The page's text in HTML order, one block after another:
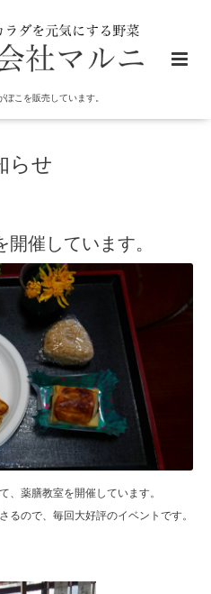
ぼこを販売しています。
らせ
催しています。
、薬膳教室を開催しています。
るので、毎回大好評のイベントです。